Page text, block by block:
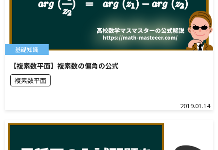
【複素数平面】複素数の偏角の公式
複素数平面
基礎知識
2019.01.14